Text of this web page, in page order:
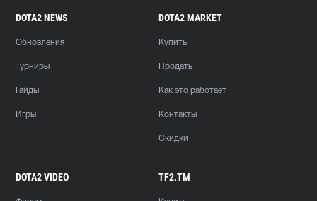
DOTA2 NEWS
Обновления
Турниры
Гайды
Игры
DOTA2 MARKET
Купить
Продать
Как это работает
Контакты
Скидки
DOTA2 VIDEO TF2.TM